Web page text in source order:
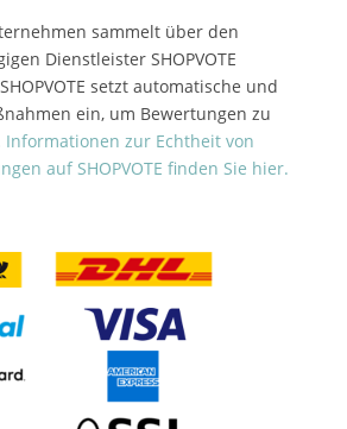
sammelt über den
Dienstleister SHOPVOTE
setzt automatische und
ein, um Bewertungen zu
Informationen zur Echtheit von
auf SHOPVOTE finden Sie hier.